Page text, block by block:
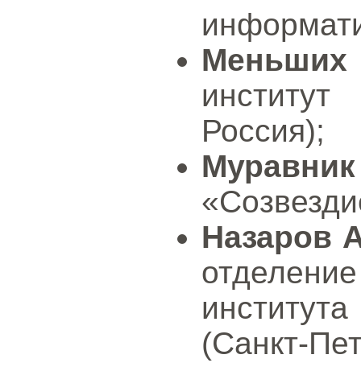
Россия);
Назаров
(Санкт-